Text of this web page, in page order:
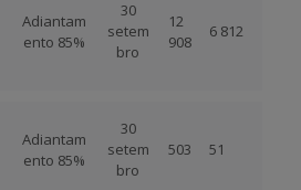
Adiantam
ento 85%
30
setem
bro
12
908
6 812
Adiantam
ento 85%
30
setem
bro
503 51